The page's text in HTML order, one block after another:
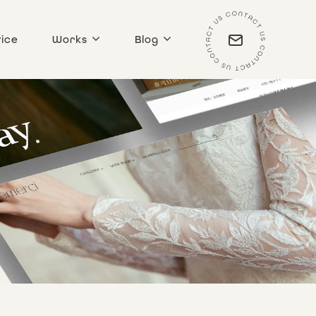
Works Blog